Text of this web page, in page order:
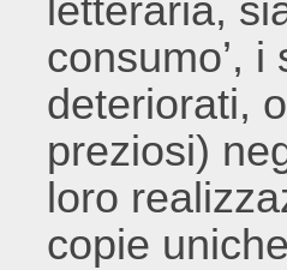
letteraria,
consumo’,
deteriorati,
preziosi)
loro
copie